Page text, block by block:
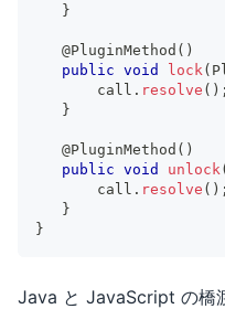
}
@PluginMethod ( )
public void lock (
       call
. resolve ( ) ;
}
@PluginMethod ( )
public void unlock (
       call
. resolve ( ) ;
}
}
Java と JavaScript の橋